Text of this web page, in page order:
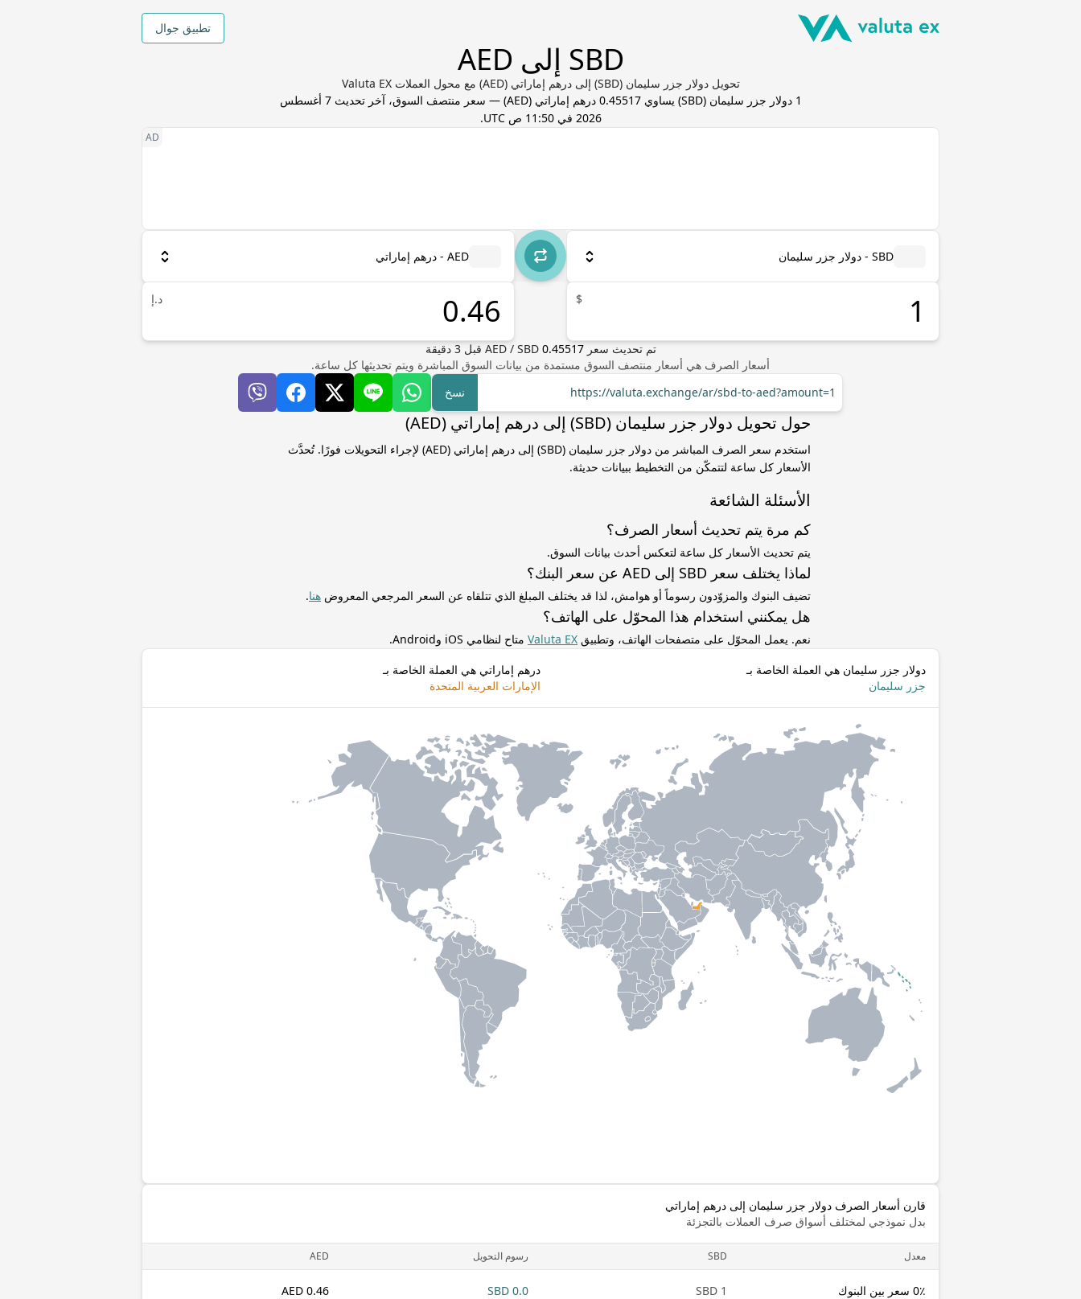
تطبيق جوال
SBD إلى AED
تحويل دولار جزر سليمان (SBD) إلى درهم إماراتي (AED) مع محول العملات Valuta EX
1 دولار جزر سليمان (
SBD) يساوي0.45517 درهم إماراتي (
AED) — سعر منتصف السوق، آخر تحديث
7 أغسطس
2026 في 11:50 ص UTC
.
SBD - دولار جزر سليمان
$
AED - درهم إماراتي
د.إ
تم تحديث سعر AED/ SBD 0.45517 قبل3 دقيقة
أسعار الصرف هي أسعار منتصف السوق مستمدة من بيانات السوق المباشرة ويتم تحديثها كل ساعة.
https://valuta.exchange/ar/sbd-to-aed?amount=1
نسخ
حول تحويل دولار جزر سليمان (SBD) إلى درهم إماراتي (AED)
استخدم سعر الصرف المباشر من دولار جزر سليمان (SBD) إلى درهم إماراتي (AED) لإجراء التحويلات فورًا. تُحدَّث
الأسعار كل ساعة لتتمكّن من التخطيط ببيانات حديثة.
الأسئلة الشائعة
كم مرة يتم تحديث أسعار الصرف؟
يتم تحديث الأسعار كل ساعة لتعكس أحدث بيانات السوق.
لماذا يختلف سعر SBD إلى AED عن سعر البنك؟
تضيف البنوك والمزوّدون رسوماً أو هوامش، لذا قد يختلف المبلغ الذي تتلقاه عن السعر المرجعي المعروض هنا.
هل يمكنني استخدام هذا المحوّل على الهاتف؟
نعم. يعمل المحوّل على متصفحات الهاتف، وتطبيق Valuta EX متاح لنظامي iOS وAndroid.
دولار جزر سليمان هي العملة الخاصة بـ
جزر سليمان
درهم إماراتي هي العملة الخاصة بـ
الإمارات العربية المتحدة
قارن أسعار الصرف دولار جزر سليمان إلى درهم إماراتي
بدل نموذجي لمختلف أسواق صرف العملات بالتجزئة
معدل SBD رسوم التحويل AED
0٪ سعر بين البنوك 1 SBD
0.0 SBD
0.46 AED